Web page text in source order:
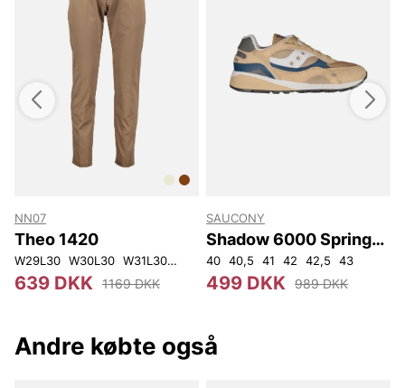
NN07
Theo 1420
W29L30 W30L30 W31L30 W32L30 W33L30 W34L30 W28L32
639 DKK 1169 DKK
SAUCONY
Shadow 6000 Spring
Destination unisex
40 40,5 41 42 42,5 43
499 DKK 989 DKK
Andre købte også